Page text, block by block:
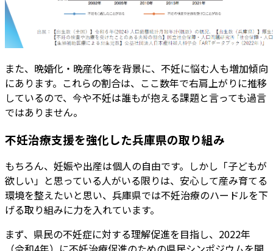
また、晩婚化・晩産化等を背景に、不妊に悩む人も増加傾向
にあります。これらの割合は、ここ数年で右肩上がりに推移
しているので、今や不妊は誰もが抱える課題と言っても過言
ではありません。
不妊治療支援を強化した兵庫県の取り組み
もちろん、妊娠や出産は個人の自由です。しかし「子どもが
欲しい」と思っている人がいる限りは、安心して産み育てる
環境を整えたいと思い、兵庫県では不妊治療のハードルを下
げる取り組みに力を入れています。
まず、県民の不妊症に対する理解促進を目指し、2022年